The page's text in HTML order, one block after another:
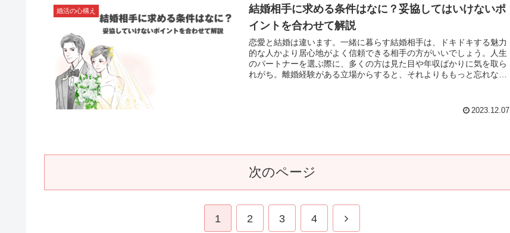
婚活の心構え
結婚相手に求める条件はなに？妥協してはいけないポ
イントを合わせて解説
恋愛と結婚は違います。一緒に暮らす結婚相手は、ドキドキする魅力
的な人かより居心地がよく信頼できる相手の方がいいでしょう。人生
のパートナーを選ぶ際に、多くの方は見た目や年収ばかりに気を取ら
れがち。離婚経験がある立場からすると、それよりももっと忘れない
2023.12.07
次のページ
1 2 3 4